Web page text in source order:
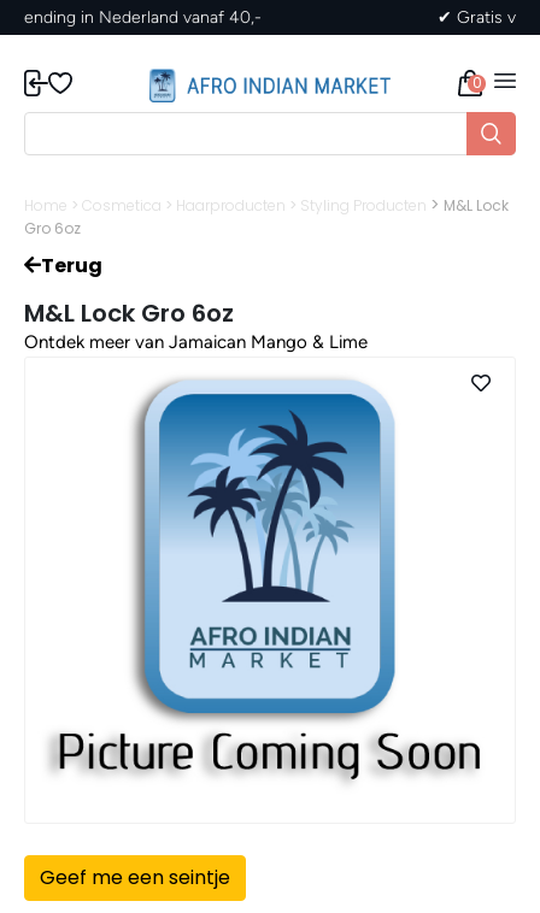
✔ Gratis verzending in Nederland vanaf 40,-
0
Home > Cosmetica > Haarproducten > Styling Producten > M&L Lock
Gro 6oz
Terug
M&L Lock Gro 6oz
Ontdek meer van Jamaican Mango & Lime
Geef me een seintje